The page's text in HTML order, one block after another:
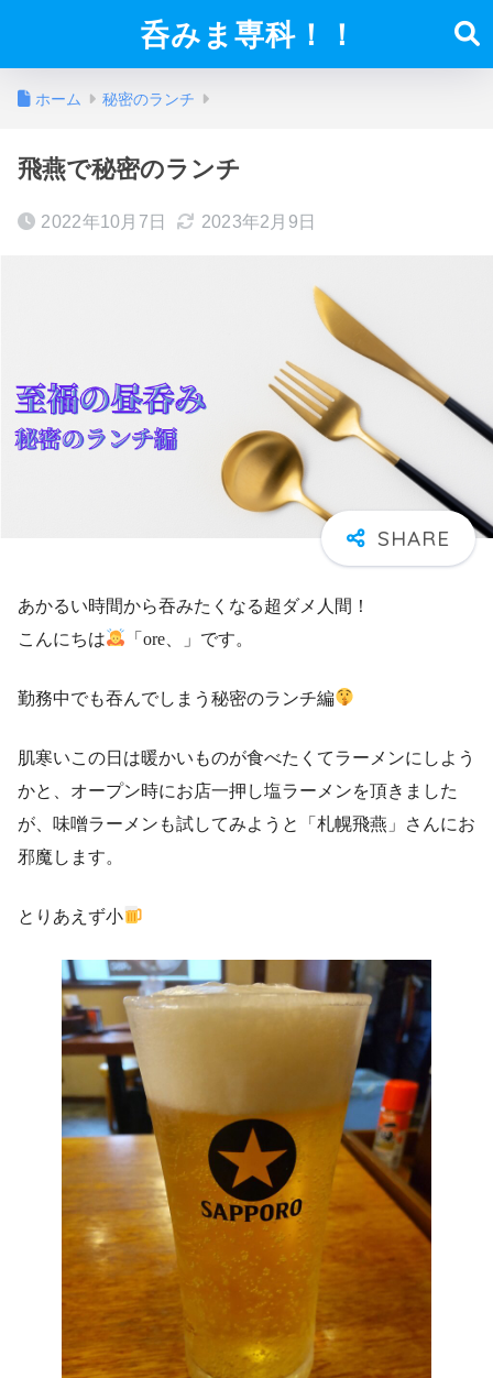
呑みま専科！！
ホーム 秘密のランチ
飛燕で秘密のランチ
2022年10月7日 2023年2月9日
あかるい時間から吞みたくなる超ダメ人間！
こんにちは
「ore、」です。
勤務中でも吞んでしまう秘密のランチ編
肌寒いこの日は暖かいものが食べたくてラーメンにしよう
かと、オープン時にお店一押し塩ラーメンを頂きました
が、味噌ラーメンも試してみようと「札幌飛燕」さんにお
邪魔します。
とりあえず小